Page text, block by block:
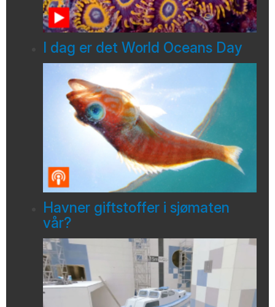
I dag er det World Oceans Day
Havner giftstoffer i sjømaten
vår?